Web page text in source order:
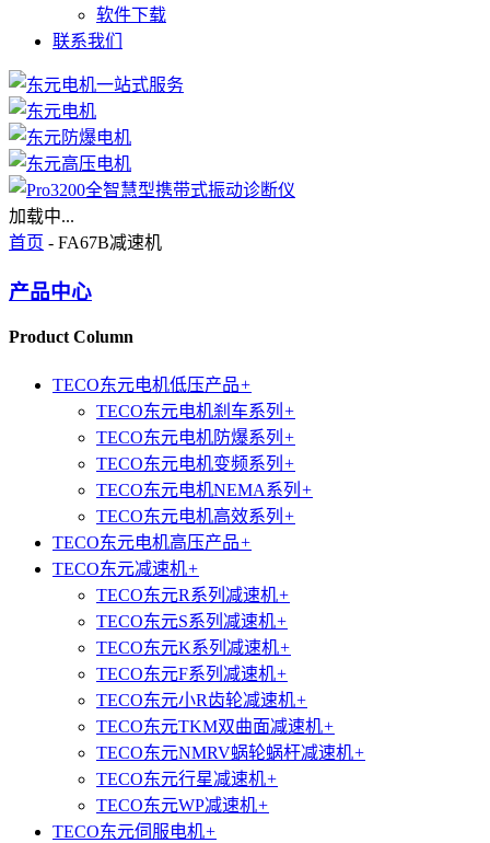
软件下载
联系我们
加载中...
首页 - FA67B减速机
产品中心
Product Column
TECO东元电机低压产品+
TECO东元电机刹车系列 +
TECO东元电机防爆系列 +
TECO东元电机变频系列 +
TECO东元电机NEMA系列 +
TECO东元电机高效系列 +
TECO东元电机高压产品+
TECO东元减速机+
TECO东元R系列减速机+
TECO东元S系列减速机+
TECO东元K系列减速机+
TECO东元F系列减速机+
TECO东元小R齿轮减速机+
TECO东元TKM双曲面减速机+
TECO东元NMRV蜗轮蜗杆减速机+
TECO东元行星减速机+
TECO东元WP减速机+
TECO东元伺服电机+